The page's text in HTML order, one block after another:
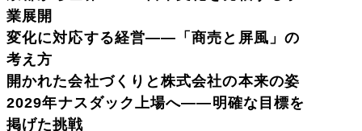
業展開
変化に対応する経営――「商売と屏風」の
考え方
開かれた会社づくりと株式会社の本来の姿
2029年ナスダック上場へ――明確な目標を
掲げた挑戦